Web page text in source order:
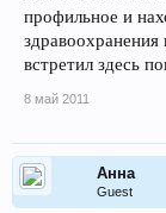
профильное и
встретил здесь
8 май 2011
Анна
Guest